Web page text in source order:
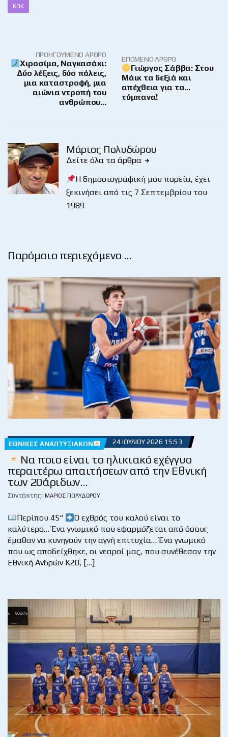
ΚΟΚ
ΠΡΟΗΓΟΎΜΕΝΟ ΆΡΘΡΟ
Χιροσίμα, Ναγκασάκι:
Δύο λέξεις, δύο πόλεις,
μια καταστροφή, μια
αιώνια ντροπή του
ανθρώπου…
ΕΠΌΜΕΝΟ ΆΡΘΡΟ
Γιώργος Σάββα: Στου
Μάικ τα δεξιά και
απέχθεια για τα…
τύμπανα!
Μάριος Πολυδώρου
Δείτε όλα τα άρθρα
Η δημοσιογραφική μου πορεία, έχει
ξεκινήσει από τις 7 Σεπτεμβρίου του
1989
Παρόμοιο περιεχόμενο …
ΕΘΝΙΚΈΣ ΑΝΑΠΤΥΞΙΑΚΏΝ 24 ΙΟΥΛΊΟΥ 2026 15:53
Να ποιο είναι το ηλικιακό εχέγγυο
περαιτέρω απαιτήσεων από την Εθνική
των 20άριδων…
Συντάκτης: ΜΆΡΙΟΣ ΠΟΛΥΔΏΡΟΥ
Περίπου 45“
Ο εχθρός του καλού είναι το
καλύτερο… Ένα γνωμικό που εφαρμόζεται από όσους
έμαθαν να κυνηγούν την αγνή επιτυχία… Ένα γνωμικό
που ως αποδείχθηκε, οι νεαροί μας, που συνέθεσαν την
Εθνική Ανδρών Κ20, […]